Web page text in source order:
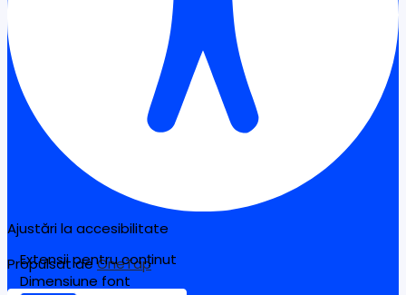
Ajustări la accesibilitate
Propulsat deOneTap
Extensii pentru conținut
Dimensiune font